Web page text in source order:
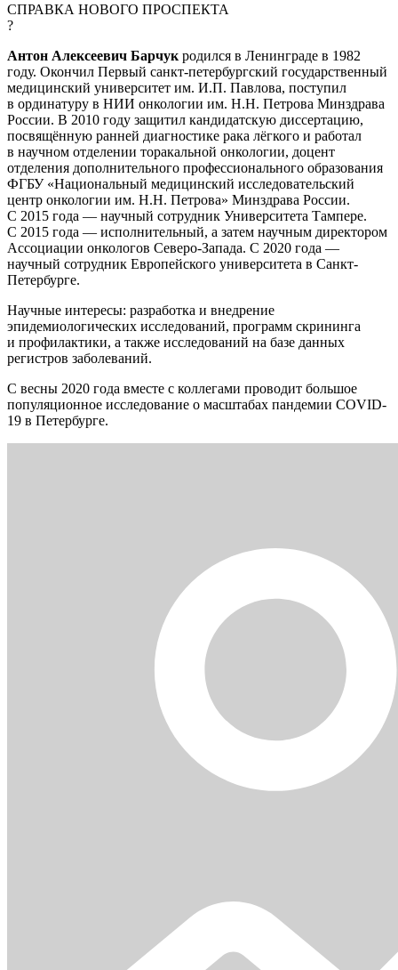
СПРАВКА НОВОГО ПРОСПЕКТА
?
Антон Алексеевич Барчук родился в Ленинграде в 1982
году. Окончил Первый санкт-петербургский государственный
медицинский университет им. И.П. Павлова, поступил
в ординатуру в НИИ онкологии им. Н.Н. Петрова Минздрава
России. В 2010 году защитил кандидатскую диссертацию,
посвящённую ранней диагностике рака лёгкого и работал
в научном отделении торакальной онкологии, доцент
отделения дополнительного профессионального образования
ФГБУ «Национальный медицинский исследовательский
центр онкологии им. Н.Н. Петрова» Минздрава России.
С 2015 года — научный сотрудник Университета Тампере.
С 2015 года — исполнительный, а затем научным директором
Ассоциации онкологов Северо-Запада. С 2020 года —
научный сотрудник Европейского университета в Санкт-
Петербурге.
Научные интересы: разработка и внедрение
эпидемиологических исследований, программ скрининга
и профилактики, а также исследований на базе данных
регистров заболеваний.
С весны 2020 года вместе с коллегами проводит большое
популяционное исследование о масштабах пандемии COVID-
19 в Петербурге.